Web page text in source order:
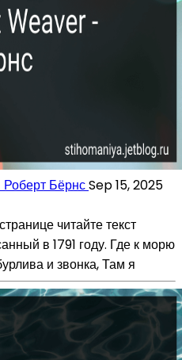
БёрнсSep 15, 2025
читайте текст
в 1791 году. Где к морю
и звонка, Там я